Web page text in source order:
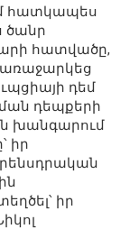
հատկապես
ծանր
հատվածը,
առաջարկեց
դեմ
դեպքերի
խանգարում
իր
իր